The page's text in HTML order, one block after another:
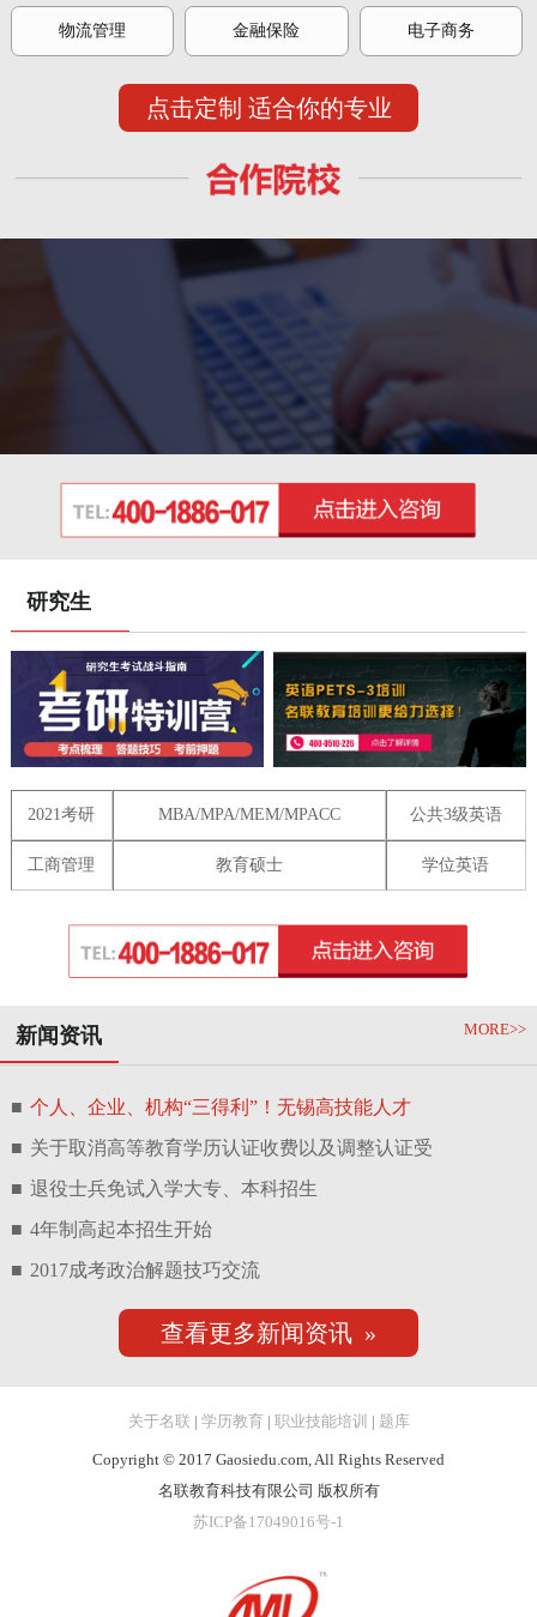
物流管理 金融保险 电子商务
点击定制 适合你的专业
研究生
2021考研 MBA/MPA/MEM/MPACC 公共3级英语
工商管理 教育硕士 学位英语
新闻资讯 MORE>>
■ 个人、企业、机构“三得利”！无锡高技能人才
■ 关于取消高等教育学历认证收费以及调整认证受
■ 退役士兵免试入学大专、本科招生
■ 4年制高起本招生开始
■ 2017成考政治解题技巧交流
查看更多新闻资讯 »
关于名联 | 学历教育| 职业技能培训 | 题库
Copyright © 2017 Gaosiedu.com, All Rights Reserved
名联教育科技有限公司 版权所有
苏ICP备17049016号-1